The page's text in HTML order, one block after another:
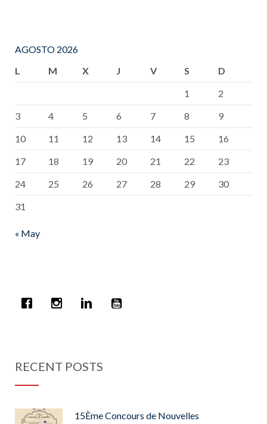
AGOSTO 2026
L
M X J V S
D
1
2
3
4 5 6 7 8
9
10
11 12 13 14 15
16
17
18 19 20 21 22
23
24
25 26 27 28 29
30
31
« May
RECENT POSTS
15Ème Concours de Nouvelles